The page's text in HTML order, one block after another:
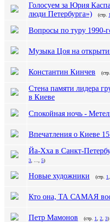
Голосуем за Юрия
люди Петербурга»)
(стр. 1
Вопросы по туру 1990-
Музыка Цоя на
Константин Кинчев (стр.
Стена памяти лидера
в Киеве
Спокойная ночь -
Впечатления о Киеве
Йа-Хха в Санкт-
3
5)
Новые художники (стр. 1
Кто она, ТА САМАЯ
Петр Мамонов (стр. 1 2 3)